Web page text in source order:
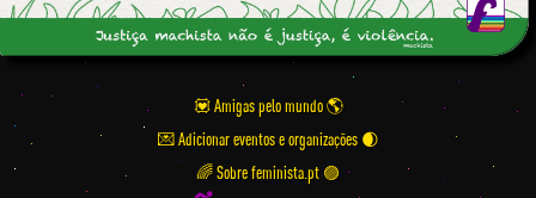
💟 Amigas pelo mundo
💌 Adicionar eventos e organizações
🌈 Sobre feminista.pt 🟣